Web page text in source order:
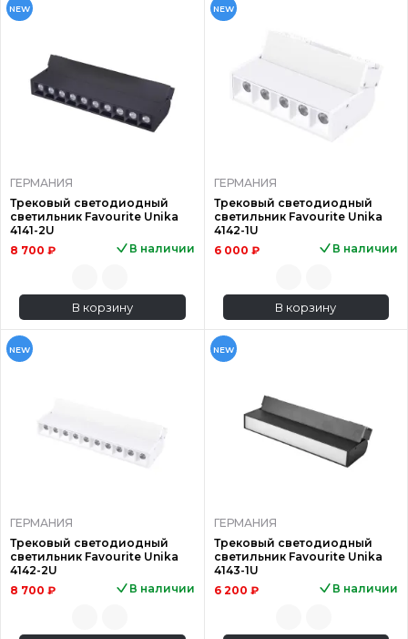
NEW
ГЕРМАНИЯ
Трековый светодиодный
светильник Favourite Unika
4141-2U
8 700 ₽
В наличии
В корзину
NEW
ГЕРМАНИЯ
Трековый светодиодный
светильник Favourite Unika
4142-1U
6 000 ₽
В наличии
В корзину
NEW
ГЕРМАНИЯ
Трековый светодиодный
светильник Favourite Unika
4142-2U
8 700 ₽
В наличии
NEW
ГЕРМАНИЯ
Трековый светодиодный
светильник Favourite Unika
4143-1U
6 200 ₽
В наличии